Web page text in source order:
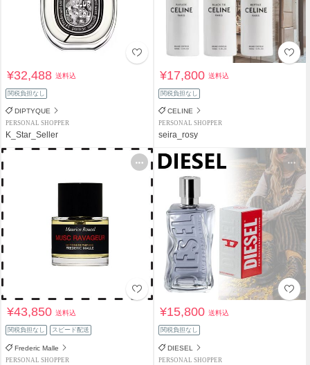
¥32,488送料込
関税負担なし
DIPTYQUE
PERSONAL SHOPPER
K_Star_Seller
¥17,800送料込
関税負担なし
CELINE
PERSONAL SHOPPER
seira_rosy
¥43,850送料込
関税負担なし スピード配送
Frederic Malle
PERSONAL SHOPPER
¥15,800送料込
関税負担なし
DIESEL
PERSONAL SHOPPER